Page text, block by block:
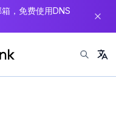
，免费使用DNS